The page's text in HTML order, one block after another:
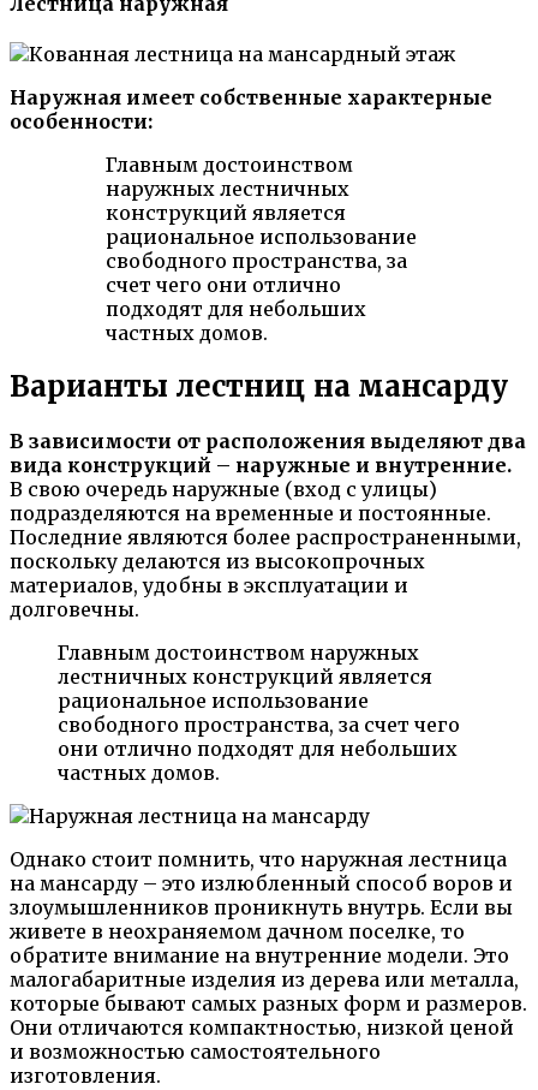
Наружная имеет собственные характерные
особенности:
Главным достоинством
наружных лестничных
конструкций является
рациональное использование
свободного пространства, за
счет чего они отлично
подходят для небольших
частных домов.
Варианты лестниц на мансарду
В зависимости от расположения выделяют два
вида конструкций – наружные и внутренние.
В свою очередь наружные (вход с улицы)
подразделяются на временные и постоянные.
Последние являются более распространенными,
поскольку делаются из высокопрочных
материалов, удобны в эксплуатации и
долговечны.
Главным достоинством наружных
лестничных конструкций является
рациональное использование
свободного пространства, за счет чего
они отлично подходят для небольших
частных домов.
Однако стоит помнить, что наружная лестница
на мансарду – это излюбленный способ воров и
злоумышленников проникнуть внутрь. Если вы
живете в неохраняемом дачном поселке, то
обратите внимание на внутренние модели. Это
малогабаритные изделия из дерева или металла,
которые бывают самых разных форм и размеров.
Они отличаются компактностью, низкой ценой
и возможностью самостоятельного
изготовления.